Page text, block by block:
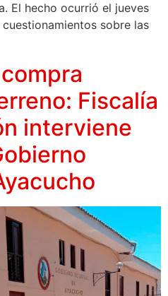
El hecho ocurrió el jueves
sobre las
Fiscalía
interviene